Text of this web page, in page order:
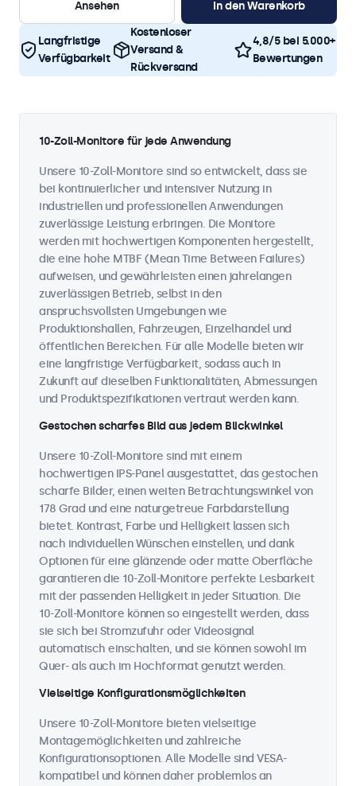
Ansehen In den Warenkorb
Langfristige
Verfügbarkeit
Kostenloser
Versand &
Rückversand
4,8/5 bei 5.000+
Bewertungen
10-Zoll-Monitore für jede Anwendung
Unsere 10-Zoll-Monitore sind so entwickelt, dass sie
bei kontinuierlicher und intensiver Nutzung in
industriellen und professionellen Anwendungen
zuverlässige Leistung erbringen. Die Monitore
werden mit hochwertigen Komponenten hergestellt,
die eine hohe MTBF (Mean Time Between Failures)
aufweisen, und gewährleisten einen jahrelangen
zuverlässigen Betrieb, selbst in den
anspruchsvollsten Umgebungen wie
Produktionshallen, Fahrzeugen, Einzelhandel und
öffentlichen Bereichen. Für alle Modelle bieten wir
eine langfristige Verfügbarkeit, sodass auch in
Zukunft auf dieselben Funktionalitäten, Abmessungen
und Produktspezifikationen vertraut werden kann.
Gestochen scharfes Bild aus jedem Blickwinkel
Unsere 10-Zoll-Monitore sind mit einem
hochwertigen IPS-Panel ausgestattet, das gestochen
scharfe Bilder, einen weiten Betrachtungswinkel von
178 Grad und eine naturgetreue Farbdarstellung
bietet. Kontrast, Farbe und Helligkeit lassen sich
nach individuellen Wünschen einstellen, und dank
Optionen für eine glänzende oder matte Oberfläche
garantieren die 10-Zoll-Monitore perfekte Lesbarkeit
mit der passenden Helligkeit in jeder Situation. Die
10-Zoll-Monitore können so eingestellt werden, dass
sie sich bei Stromzufuhr oder Videosignal
automatisch einschalten, und sie können sowohl im
Quer- als auch im Hochformat genutzt werden.
Vielseitige Konfigurationsmöglichkeiten
Unsere 10-Zoll-Monitore bieten vielseitige
Montagemöglichkeiten und zahlreiche
Konfigurationsoptionen. Alle Modelle sind VESA-
kompatibel und können daher problemlos an